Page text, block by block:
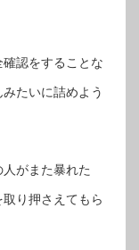
認をすることな
たいに詰めよう
がまた暴れた
り押さえてもら